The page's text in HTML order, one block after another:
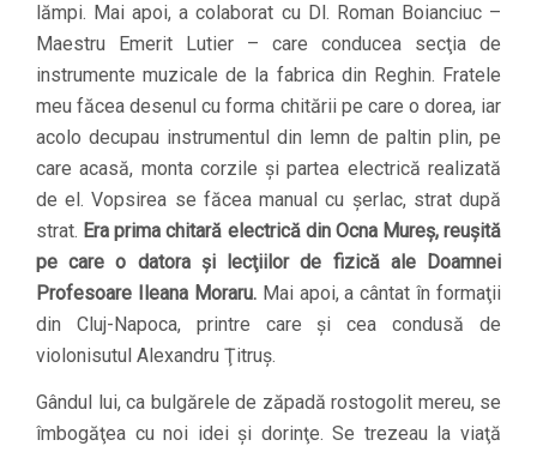
lămpi. Mai apoi, a colaborat cu Dl. Roman Boianciuc –
Maestru Emerit Lutier – care conducea secţia de
instrumente muzicale de la fabrica din Reghin. Fratele
meu făcea desenul cu forma chitării pe care o dorea, iar
acolo decupau instrumentul din lemn de paltin plin, pe
care acasă, monta corzile şi partea electrică realizată
de el. Vopsirea se făcea manual cu şerlac, strat după
strat. Era prima chitară electrică din Ocna Mureş, reuşită
pe care o datora şi lecţiilor de fizică ale Doamnei
Profesoare Ileana Moraru. Mai apoi, a cântat în formaţii
din Cluj-Napoca, printre care şi cea condusă de
violonisutul Alexandru Ţitruş.
Gândul lui, ca bulgărele de zăpadă rostogolit mereu, se
îmbogăţea cu noi idei şi dorinţe. Se trezeau la viaţă